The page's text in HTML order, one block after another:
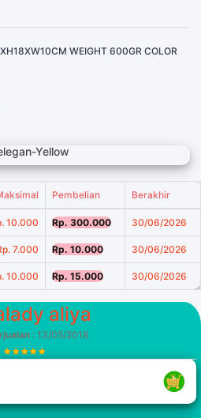
WEIGHT 600GR COLOR
Yellow
Pembelian Berakhir
10.000 Rp. 300.000 30/06/2026
7.000 Rp. 10.000 30/06/2026
10.000 Rp. 15.000 30/06/2026
aliya
: 13/05/2018